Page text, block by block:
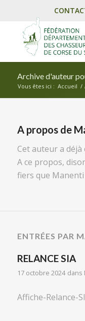
Archive d'auteur
Vous êtes ici : Accueil /
A propos de
Cet auteur a déjà
A ce propos,
fiers que Manenti
ENTRÉES PAR
RELANCE SIA
17 octobre 2024 dans
Affiche-Relance-